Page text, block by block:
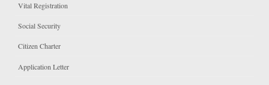
Vital Registration
Social Security
Citizen Charter
Application Letter